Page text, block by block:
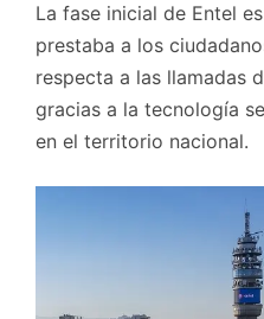
La fase inicial de Entel
prestaba a los
respecta a las llamadas
gracias a la tecnología
en el territorio nacional.